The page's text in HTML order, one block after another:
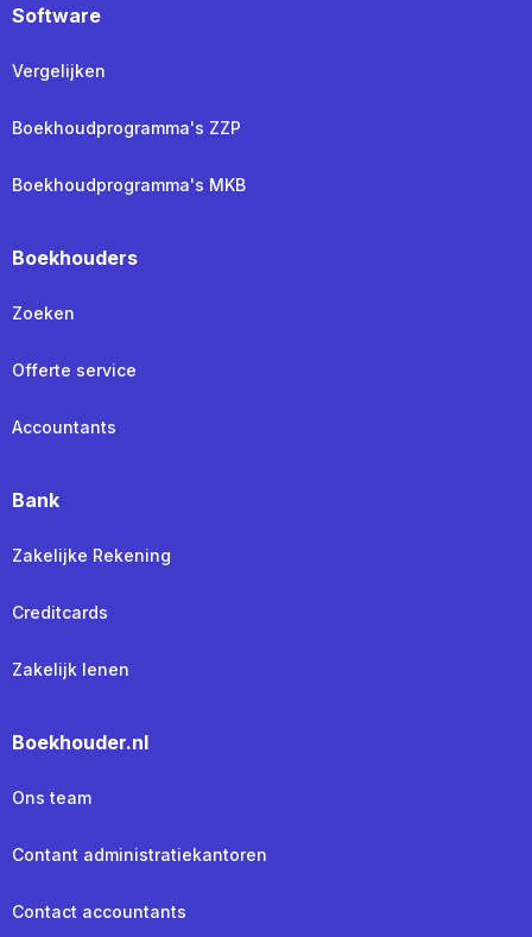
Software
Vergelijken
Boekhoudprogramma's ZZP
Boekhoudprogramma's MKB
Boekhouders
Zoeken
Offerte service
Accountants
Bank
Zakelijke Rekening
Creditcards
Zakelijk lenen
Boekhouder.nl
Ons team
Contant administratiekantoren
Contact accountants